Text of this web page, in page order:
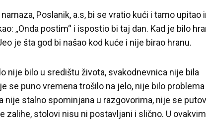
Poslanik, a.s, bi se vratio kući i tamo upitao
„Onda postim“ i ispostio bi taj dan. Kad je bilo
je šta god bi našao kod kuće i nije birao hranu.
nije bilo u središtu života, svakodnevnica nije bila
se puno vremena trošilo na jelo, nije bilo
nije stalno spominjana u razgovorima, nije se
zalihe, stolovi nisu ni postavljani i slično. U ovakvim